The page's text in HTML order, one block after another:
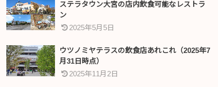
ステラタウン大宮の店内飲食可能なレストラ
ン
2025年5月5日
ウツノミヤテラスの飲食店あれこれ（2025年7
月31日時点）
2025年11月2日